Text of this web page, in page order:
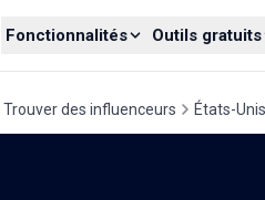
Fonctionnalités Outils gratuits
Trouver des influenceurs États-Unis